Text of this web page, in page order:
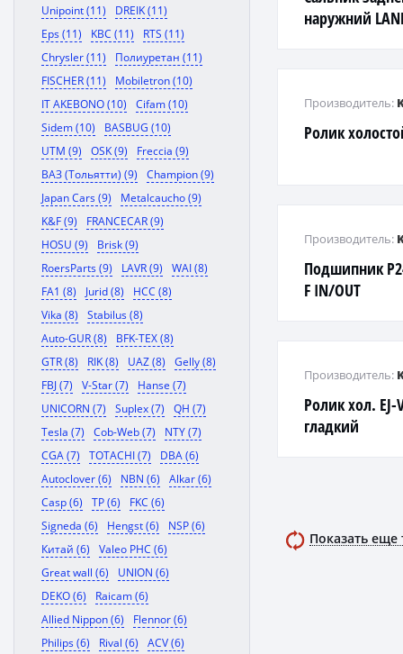
Unipoint (11)
DREIK (11)
Eps (11)
KBC (11)
RTS (11)
Chrysler (11)
Полиуретан (11)
FISCHER (11)
Mobiletron (10)
IT AKEBONO (10)
Cifam (10)
Sidem (10)
BASBUG (10)
UTM (9)
OSK (9)
Freccia (9)
ВАЗ (Тольятти) (9)
Champion (9)
Japan Cars (9)
Metalcaucho (9)
K&F (9)
FRANCECAR (9)
HOSU (9)
Brisk (9)
RoersParts (9)
LAVR (9)
WAI (8)
FA1 (8)
Jurid (8)
HCC (8)
Vika (8)
Stabilus (8)
Auto-GUR (8)
BFK-TEX (8)
GTR (8)
RIK (8) UAZ (8)
Gelly (8)
FBJ (7)
V-Star (7)
Hanse (7)
UNICORN (7)
Suplex (7)
QH (7)
Tesla (7)
Cob-Web (7)
NTY (7)
CGA (7)
TOTACHI (7)
DBA (6)
Autoclover (6)
NBN (6)
Alkar (6)
Casp (6)
TP (6)
FKC (6)
Signeda (6)
Hengst (6)
NSP (6)
Китай (6)
Valeo PHC (6)
Great wall (6)
UNION (6)
DEKO (6)
Raicam (6)
Allied Nippon (6)
Flennor (6)
Philips (6)
Rival (6)
ACV (6)
наружний
Ролик
Производитель:
Подшипник
F IN/OUT
Производитель:
Ролик хол. EJ-
гладкий
Производитель:
Показать еще